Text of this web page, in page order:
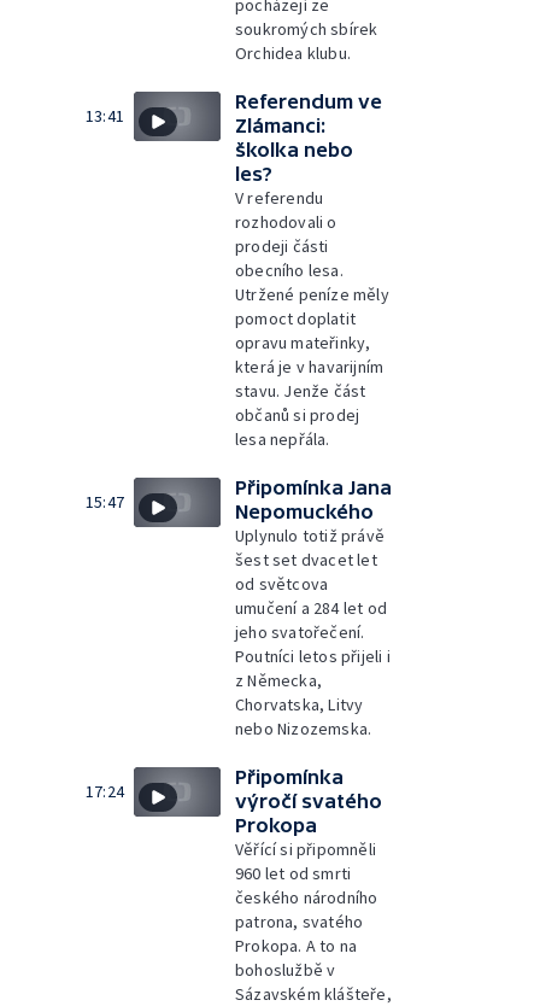
pocházejí ze
soukromých sbírek
Orchidea klubu.
13:41
Referendum ve
Zlámanci:
školka nebo
les?
V referendu
rozhodovali o
prodeji části
obecního lesa.
Utržené peníze měly
pomoct doplatit
opravu mateřinky,
která je v havarijním
stavu. Jenže část
občanů si prodej
lesa nepřála.
15:47
Připomínka Jana
Nepomuckého
Uplynulo totiž právě
šest set dvacet let
od světcova
umučení a 284 let od
jeho svatořečení.
Poutníci letos přijeli i
z Německa,
Chorvatska, Litvy
nebo Nizozemska.
17:24
Připomínka
výročí svatého
Prokopa
Věřící si připomněli
960 let od smrti
českého národního
patrona, svatého
Prokopa. A to na
bohoslužbě v
Sázavském klášteře,